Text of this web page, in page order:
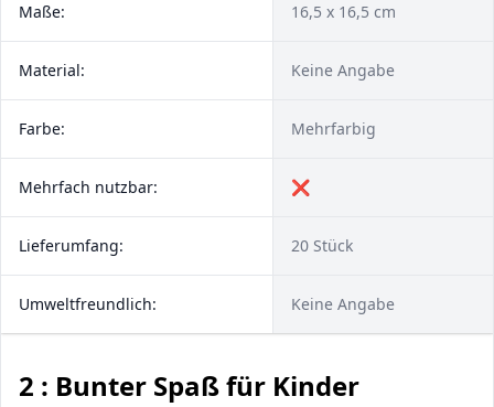
Maße: 16,5 x 16,5 cm
Material: Keine Angabe
Farbe: Mehrfarbig
Mehrfach nutzbar: ❌
Lieferumfang: 20 Stück
Umweltfreundlich: Keine Angabe
2 : Bunter Spaß für Kinder